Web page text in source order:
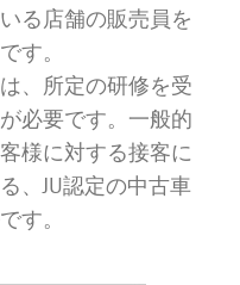
る店舗の販売員を
す。
、所定の研修を受
必要です。一般的
様に対する接客に
、JU認定の中古車
す。